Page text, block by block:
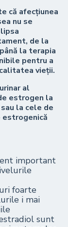
că afecțiunea
nu se
de la
la terapia
pentru a
vieții.
al
estrogen la
la cele de
estrogenică
important
foarte
i mai
sunt